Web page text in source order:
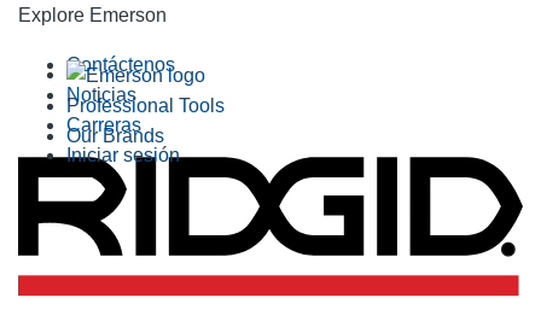
Explore Emerson
Professional Tools
Our Brands
Contáctenos
Noticias
Carreras
Iniciar sesión